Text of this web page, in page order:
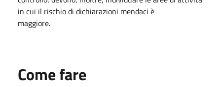
in cui il rischio di dichiarazioni mendaci è
maggiore.
Come fare